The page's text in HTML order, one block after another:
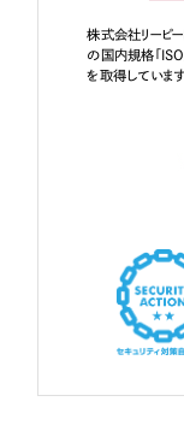
株式会社リーピー
の国内規格「
を取得しています